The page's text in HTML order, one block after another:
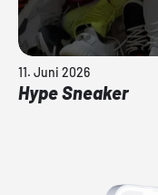
11. Juni 2026
Hype Sneaker